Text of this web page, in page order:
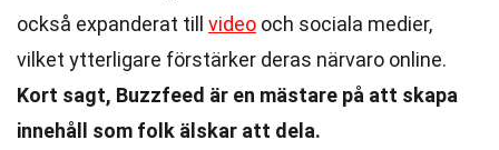
också expanderat till video och sociala medier,
vilket ytterligare förstärker deras närvaro online.
Kort sagt, Buzzfeed är en mästare på att skapa
innehåll som folk älskar att dela.